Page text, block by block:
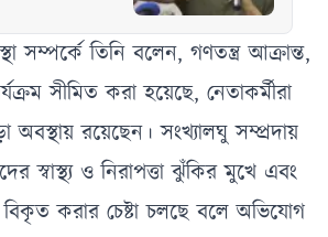
হচ্ছে:
সম্পর্কে তিনি বলেন, গণতন্ত্র আক্রান্ত,
সীমিত করা হয়েছে, নেতাকর্মীরা
অবস্থায় রয়েছেন। সংখ্যালঘু সম্প্রদায়
স্বাস্থ্য ও নিরাপত্তা ঝুঁকির মুখে এবং
বিকৃত করার চেষ্টা চলছে বলে অভিযোগ